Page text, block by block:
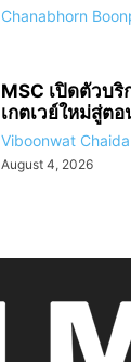
Chanabhorn
MSC เปิดตัวบ
เกตเวย์ใหม่สู่ต
Viboonwat
August 4, 2026